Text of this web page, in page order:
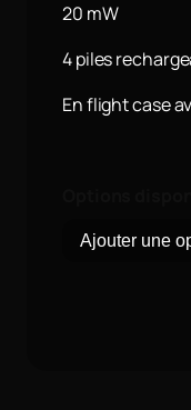
20 mW
4 piles
En flight case